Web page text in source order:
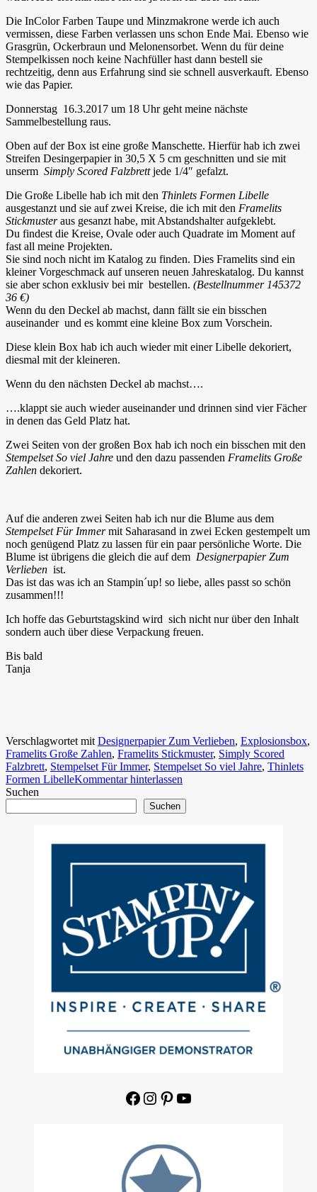
Die InColor Farben Taupe und Minzmakrone werde ich auch
vermissen, diese Farben verlassen uns schon Ende Mai. Ebenso wie
Grasgrün, Ockerbraun und Melonensorbet. Wenn du für deine
Stempelkissen noch keine Nachfüller hast dann bestell sie
rechtzeitig, denn aus Erfahrung sind sie schnell ausverkauft. Ebenso
wie das Papier.
Donnerstag 16.3.2017 um 18 Uhr geht meine nächste
Sammelbestellung raus.
Oben auf der Box ist eine große Manschette. Hierfür hab ich zwei
Streifen Desingerpapier in 30,5 X 5 cm geschnitten und sie mit
unserm Simply Scored Falzbrettjede 1/4″ gefalzt.
Die Große Libelle hab ich mit den Thinlets Formen Libelle
ausgestanzt und sie auf zwei Kreise, die ich mit den Framelits
Stickmusteraus gesanzt habe, mit Abstandshalter aufgeklebt.
Du findest die Kreise, Ovale oder auch Quadrate im Moment auf
fast all meine Projekten.
Sie sind noch nicht im Katalog zu finden. Dies Framelits sind ein
kleiner Vorgeschmack auf unseren neuen Jahreskatalog. Du kannst
sie aber schon exklusiv bei mir bestellen. (Bestellnummer 145372
36 €)
Wenn du den Deckel ab machst, dann fällt sie ein bisschen
auseinander und es kommt eine kleine Box zum Vorschein.
Diese klein Box hab ich auch wieder mit einer Libelle dekoriert,
diesmal mit der kleineren.
Wenn du den nächsten Deckel ab machst….
….klappt sie auch wieder auseinander und drinnen sind vier Fächer
in denen das Geld Platz hat.
Zwei Seiten von der großen Box hab ich noch ein bisschen mit den
Stempelset So viel Jahre und den dazu passenden Framelits Große
Zahlen dekoriert.
Auf die anderen zwei Seiten hab ich nur die Blume aus dem
Stempelset Für Immermit Saharasand in zwei Ecken gestempelt um
noch genügend Platz zu lassen für ein paar persönliche Worte. Die
Blume ist übrigens die gleich die auf dem Designerpapier Zum
Verlieben ist.
Das ist das was ich an Stampin´up! so liebe, alles passt so schön
zusammen!!!
Ich hoffe das Geburtstagskind wird sich nicht nur über den Inhalt
sondern auch über diese Verpackung freuen.
Bis bald
Tanja
Verschlagwortet mit Designerpapier Zum Verlieben, Explosionsbox,
Framelits Große Zahlen, Framelits Stickmuster, Simply Scored
Falzbrett, Stempelset Für Immer, Stempelset So viel Jahre, Thinlets
Formen LibelleKommentar hinterlassen
Suchen
Suchen
Facebook
Instagram
Pinterest
YouTube